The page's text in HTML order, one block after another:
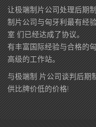
让极端制片公司处理后期
制片公司与匈牙利最有经
室 们已经达成了协议。
有丰富国际经验与合格的
高级的工作站。
与极端制 片公司谈判后期
供比牌价低的价格!